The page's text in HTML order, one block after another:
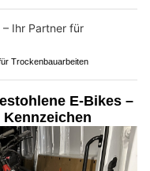
Trockenbauarbeiten
E-Bikes –